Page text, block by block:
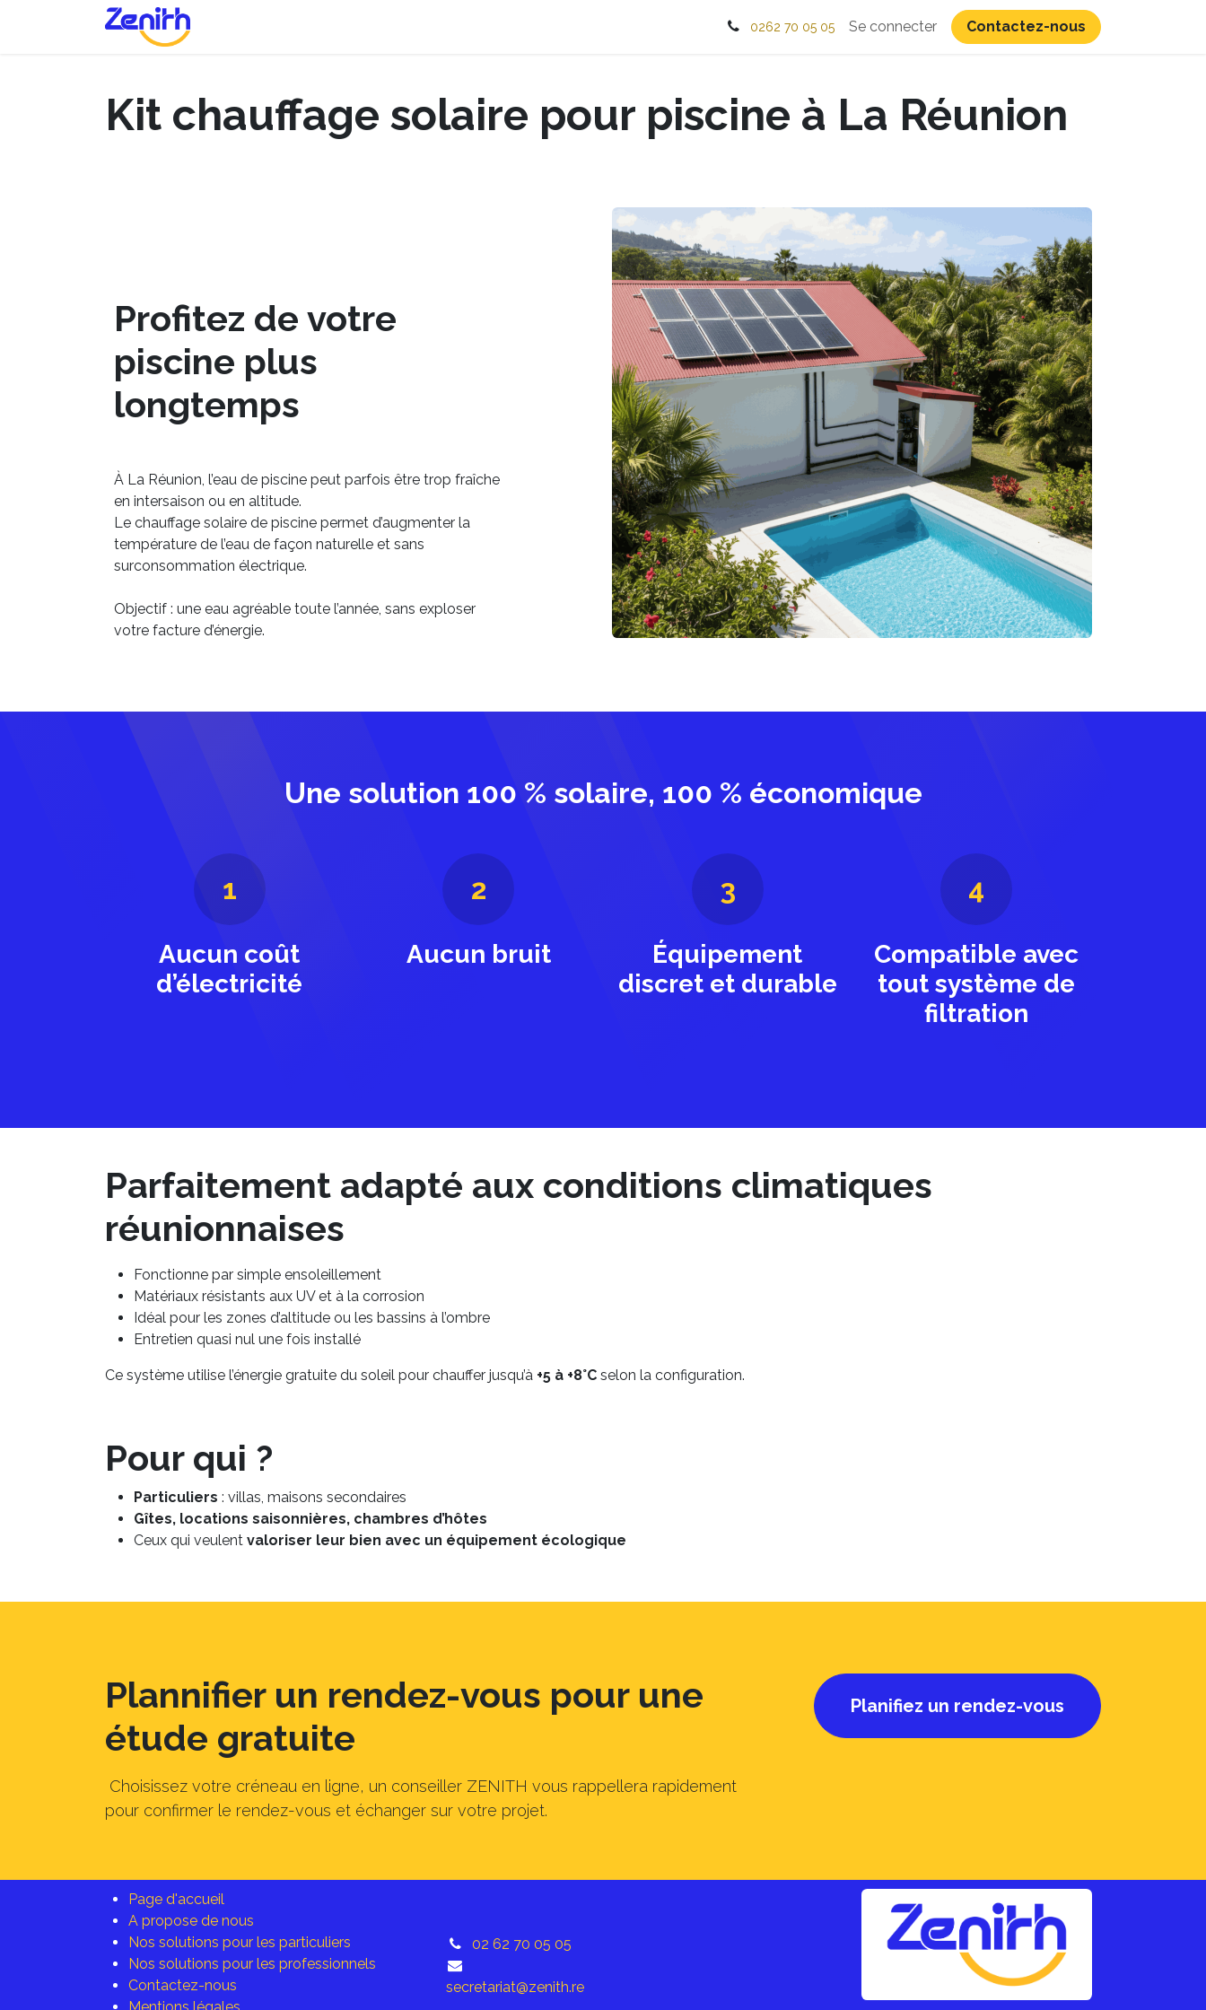
Se rendre au contenu
Solutions pour professionnel0262 70 05 05 Se connecter Contactez-nous
Kit chauffage solaire pour piscine à La Réunion
Profitez de votre
piscine plus
longtemps
À La Réunion, l’eau de piscine peut parfois être trop fraîche
en intersaison ou en altitude.
Le chauffage solaire de piscine permet d’augmenter la
température de l’eau de façon naturelle et sans
surconsommation électrique.
Objectif : une eau agréable toute l’année, sans exploser
votre facture d’énergie.
Une solution 100 % solaire, 100 % économique
1
Aucun coût
d’électricité
2
Aucun bruit
3
Équipement
discret et durable
4
Compatible avec
tout système de
filtration
Parfaitement adapté aux conditions climatiques
réunionnaises
Fonctionne par simple ensoleillement
Matériaux résistants aux UV et à la corrosion
Idéal pour les zones d’altitude ou les bassins à l’ombre
Entretien quasi nul une fois installé
Ce système utilise l’énergie gratuite du soleil pour chauffer jusqu’à +5 à +8°C selon la configuration.
Pour qui ?
Particuliers : villas, maisons secondaires
Gîtes, locations saisonnières, chambres d’hôtes
Ceux qui veulent valoriser leur bien avec un équipement écologique
Plannifier un rendez-vous pour une
étude gratuite
Choisissez votre créneau en ligne, un conseiller ZENITH vous rappellera rapidement
pour confirmer le rendez-vous et échanger sur votre projet.
Planifiez un rendez-vous
Page d'accueil
A propose de nous
Nos solutions pour les particuliers
Nos solutions pour les professionnels
Contactez-nous
02 62 70 05 05
secretariat@zenith.re